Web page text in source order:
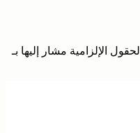
الحقول الإلزامية مشار إليها بـ